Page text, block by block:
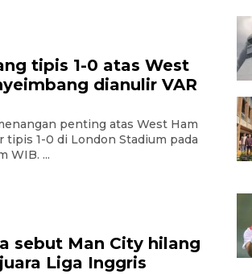
tipis 1-0 atas West
dianulir VAR
penting atas West Ham
tipis 1-0 di London Stadium pada
WIB. ...
sebut Man City hilang
Liga Inggris